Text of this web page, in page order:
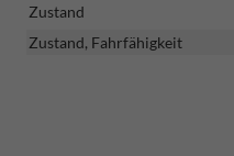
Zustand
Zustand, Fahrfähigkeit